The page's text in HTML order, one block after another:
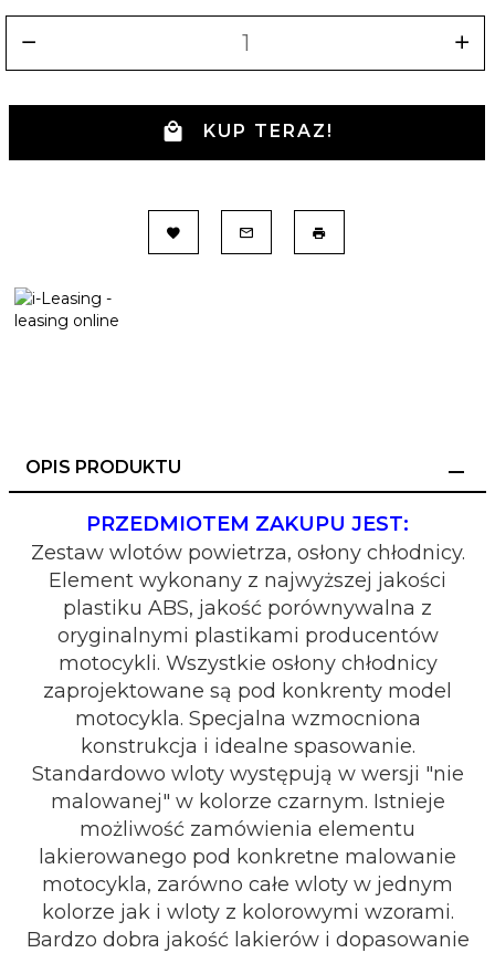
KUP TERAZ!
OPIS PRODUKTU
PRZEDMIOTEM ZAKUPU JEST:
Zestaw wlotów powietrza, osłony chłodnicy.
Element wykonany z najwyższej jakości
plastiku ABS, jakość porównywalna z
oryginalnymi plastikami producentów
motocykli. Wszystkie osłony chłodnicy
zaprojektowane są pod konkrenty model
motocykla. Specjalna wzmocniona
konstrukcja i idealne spasowanie.
Standardowo wloty występują w wersji "nie
malowanej" w kolorze czarnym. Istnieje
możliwość zamówienia elementu
lakierowanego pod konkretne malowanie
motocykla, zarówno całe wloty w jednym
kolorze jak i wloty z kolorowymi wzorami.
Bardzo dobra jakość lakierów i dopasowanie